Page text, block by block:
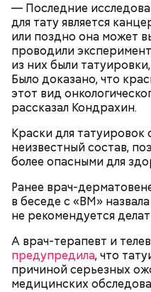
— Последние
для тату является
или поздно она может
проводили
из них были
Было доказано, что
этот вид
рассказал Кондрахин.
Краски для
неизвестный состав,
более опасными для
Ранее врач-
в беседе с «ВМ» назвала
не рекомендуется
А врач-терапевт и
предупредила, что
причиной серьезных
медицинских
— Кабачки, порезанные
обжарить на
петрушки, чеснок, соль
Получается очень
Копылов.
— В дыне содержится
представлен
хорошо, потому что
помнить, что сладкими
увлекаться, так же как
сахарным диабетом и
подчеркнула доктор.